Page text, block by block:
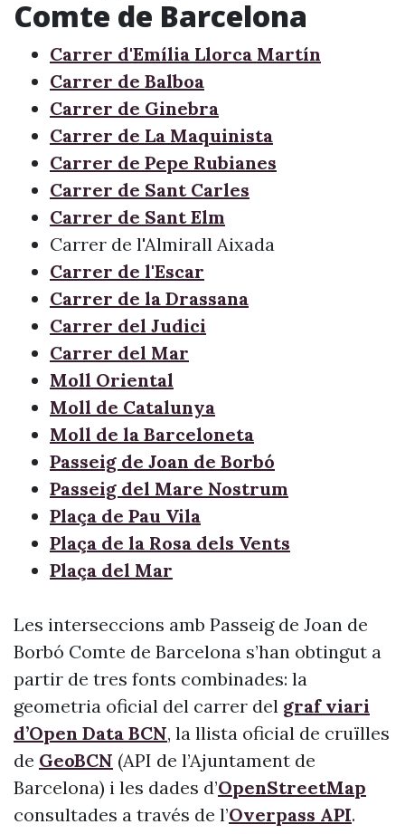
Comte de Barcelona
Carrer d'Emília Llorca Martín
Carrer de Balboa
Carrer de Ginebra
Carrer de La Maquinista
Carrer de Pepe Rubianes
Carrer de Sant Carles
Carrer de Sant Elm
Carrer de l'Almirall Aixada
Carrer de l'Escar
Carrer de la Drassana
Carrer del Judici
Carrer del Mar
Moll Oriental
Moll de Catalunya
Moll de la Barceloneta
Passeig de Joan de Borbó
Passeig del Mare Nostrum
Plaça de Pau Vila
Plaça de la Rosa dels Vents
Plaça del Mar
Les interseccions amb Passeig de Joan de
Borbó Comte de Barcelona s’han obtingut a
partir de tres fonts combinades: la
geometria oficial del carrer del graf viari
d’Open Data BCN, la llista oficial de cruïlles
de GeoBCN (API de l’Ajuntament de
Barcelona) i les dades d’OpenStreetMap
consultades a través de l’Overpass API.